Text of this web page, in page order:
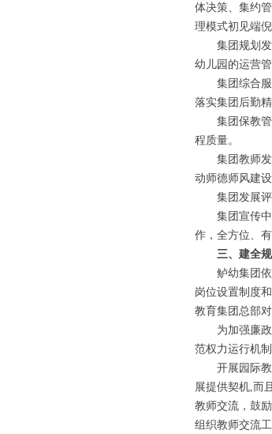
体决策、集约
理模式初见端倪
集团规划
幼儿园的运营
集团综合
落实集团后勤精
集团保教
程质量。
集团教师
动师德师风建
集团发展
集团宣传
作，全方位、
三、建全
鲈幼集团
岗位设置制度
教育集团总部
为加强廉
范权力运行机
开展园际
展提供契机,而
教师交流，鼓
组织教师交流